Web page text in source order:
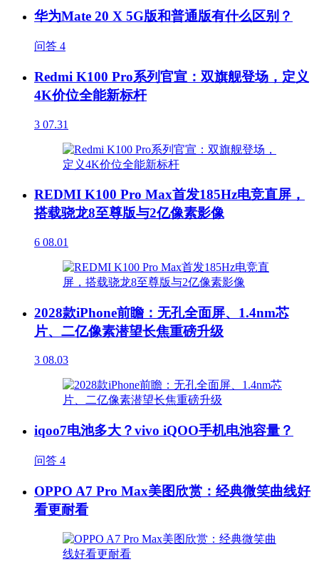
华为Mate 20 X 5G版和普通版有什么区别？
问答 4
Redmi K100 Pro系列官宣：双旗舰登场，定义
4K价位全能新标杆
3 07.31
REDMI K100 Pro Max首发185Hz电竞直屏，
搭载骁龙8至尊版与2亿像素影像
6 08.01
2028款iPhone前瞻：无孔全面屏、1.4nm芯
片、二亿像素潜望长焦重磅升级
3 08.03
iqoo7电池多大？vivo iQOO手机电池容量？
问答 4
OPPO A7 Pro Max美图欣赏：经典微笑曲线好
看更耐看